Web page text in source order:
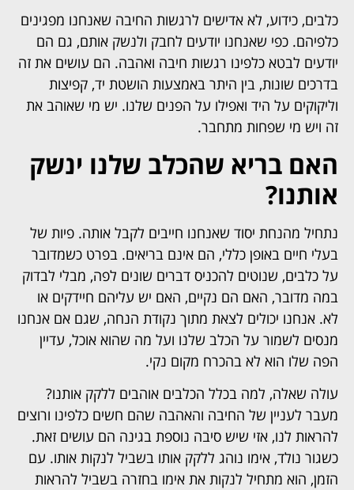
כלבים, כידוע, לא אדישים לרגשות החיבה שאנחנו מפגינים
כלפיהם. כפי שאנחנו יודעים לחבק ולנשק אותם, גם הם
יודעים לבטא כלפינו רגשות חיבה ואהבה. הם עושים את זה
בדרכים שונות, בין היתר באמצעות הושטת יד, קפיצות
וליקוקים על היד ואפילו על הפנים שלנו. יש מי שאוהב את
זה ויש מי שפחות מתחבר.
האם בריא שהכלב שלנו ינשק
אותנו?
נתחיל מהנחת יסוד שאנחנו חייבים לקבל אותה. פיות של
בעלי חיים באופן כללי, הם אינם בריאים. בפרט כשמדובר
על כלבים, שנוטים להכניס דברים שונים לפה, מבלי לבדוק
במה מדובר, האם הם נקיים, האם יש עליהם חיידקים או
לא. אנחנו יכולים לצאת מתוך נקודת הנחה, שגם אם אנחנו
מנסים לשמור על הכלב שלנו ועל מה שהוא אוכל, עדיין
הפה שלו הוא לא בהכרח מקום נקי.
עולה שאלה, למה בכלל הכלבים אוהבים ללקק אותנו?
מעבר לעניין של החיבה והאהבה שהם חשים כלפינו ורוצים
להראות לנו, אזי שיש סיבה נוספת בגינה הם עושים זאת.
כשגור נולד, אימו נוהג ללקק אותו בשביל לנקות אותו. עם
הזמן, הוא מתחיל לנקות את אימו בחזרה בשביל להראות